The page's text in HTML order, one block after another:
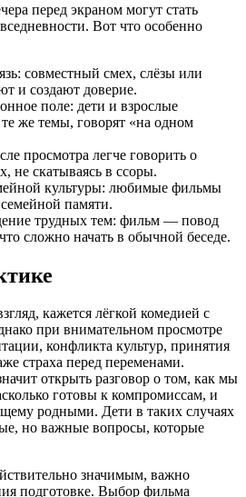
перед экраном могут стать
Вот что особенно
совместный смех, слёзы или
и создают доверие.
поле: дети и взрослые
же темы, говорят «на одном
просмотра легче говорить о
не скатываясь в ссоры.
культуры: любимые фильмы
памяти.
трудных тем: фильм — повод
сложно начать в обычной беседе.
кажется лёгкой комедией с
при внимательном просмотре
конфликта культур, принятия
страха перед переменами.
открыть разговор о том, как мы
готовы к компромиссам, и
родными. Дети в таких случаях
но важные вопросы, которые
значимым, важно
подготовке. Выбор фильма